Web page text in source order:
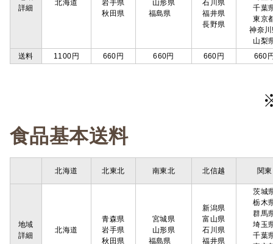
詳細
北海道
岩手県
秋田県
山形県
福島県
石川県
福井県
長野県
千葉
東京
神奈
山梨
送料
1100円 660円 660円 660円 660
食品基本送料
北海道 北東北 南東北 北信越 関東
地域
詳細
北海道
青森県
岩手県
秋田県
宮城県
山形県
福島県
新潟県
富山県
石川県
福井県
茨城
栃木
群馬
埼玉
千葉